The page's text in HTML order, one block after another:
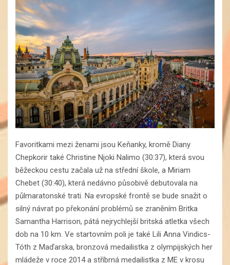
Favoritkami mezi ženami jsou Keňanky, kromě Diany
Chepkorir také Christine Njoki Nalimo (30:37), která svou
běžeckou cestu začala už na střední škole, a Miriam
Chebet (30:40), která nedávno působivě debutovala na
půlmaratonské trati. Na evropské frontě se bude snažit o
silný návrat po překonání problémů se zraněním Britka
Samantha Harrison, pátá nejrychlejší britská atletka všech
dob na 10 km. Ve startovním poli je také Lili Anna Vindics-
Tóth z Maďarska, bronzová medailistka z olympijských her
mládeže v roce 2014 a stříbrná medailistka z ME v krosu